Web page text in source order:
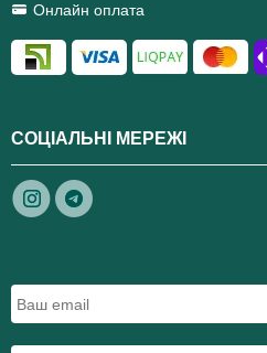
Онлайн оплата
СОЦІАЛЬНІ МЕРЕЖІ